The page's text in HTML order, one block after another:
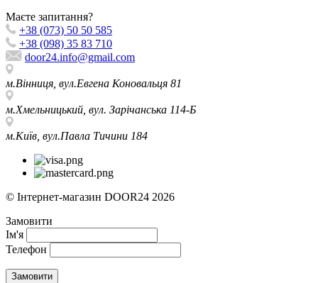
Маєте запитання?
+38 (073) 50 50 585
+38 (098) 35 83 710
door24.info@gmail.com
м.Вінниця, вул.Евгена Коновальця 81
м.Хмельницький, вул. Зарічанська 114-Б
м.Київ, вул.Павла Тичини 184
© Інтернет-магазин DOOR24 2026
Замовити
Ім'я
Телефон
Замовити